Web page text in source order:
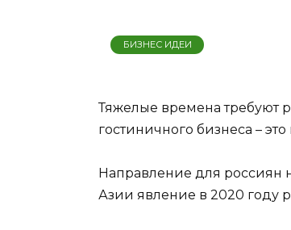
БИЗНЕС ИДЕИ
Тяжелые времена требуют
гостиничного бизнеса –
Направление для россиян
Азии явление в 2020 году